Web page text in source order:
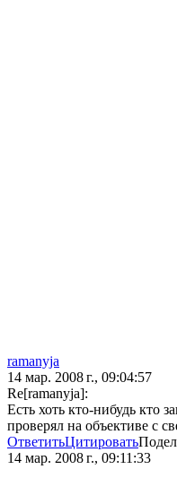
ramanyja
14 мар. 2008 г., 09:04:57
Re[ramanyja]:
Есть хоть кто-нибудь кто
проверял на объективе с
ОтветитьЦитировать
14 мар. 2008 г., 09:11:33